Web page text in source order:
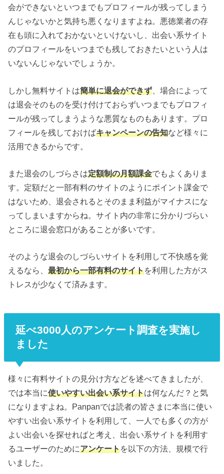
会ができないといつまでもプロフィールが残ってしまう
んじゃないかと気持ち悪くなりますよね。悪徳業者の存
在も頭に入れておかないといけないし、出会い系サイト
のプロフィールをいつまでも残しておきたいという人は
いないんじゃないでしょうか。
しかし無料サイトは簡単に退会ができず 、場合によって
は退会そのものを受け付けておらずいつまでもプロフィ
ールが残ってしまうような悪質なものもあります。プロ
フィールを残しておけばキャンペーンの告知など様々に
活用できるからです。
また退会のしづらさは定額制の月額課金でもよくありま
す。定額だと一部有料のサイトのようにポイント課金で
はないため、退会されるとそのまま利益がマイナスにな
ってしまいますからね。サイト内の非常に分かりづらい
ところに退会窓口があることが多いです。
そのような退会のしづらいサイトを利用して不快感を覚
えるなら、最初から一部有料のサイトを利用した方がス
トレスが少なくて済みます。
延べ3000人のアンケート調査を実施し
ました
様々に有料サイトの見分け方などを述べてきましたが、
では本当に使いやすい出会い系サイトは何なんだ？と気
になりますよね。Panpanでは読者の皆さまに本当に使い
やすい出会い系サイトを利用して、一人でも多くの方が
よい出会いを探せればと考え、出会い系サイトを利用す
るユーザーのためにアンケートを以下の方法、規模で行
いました。